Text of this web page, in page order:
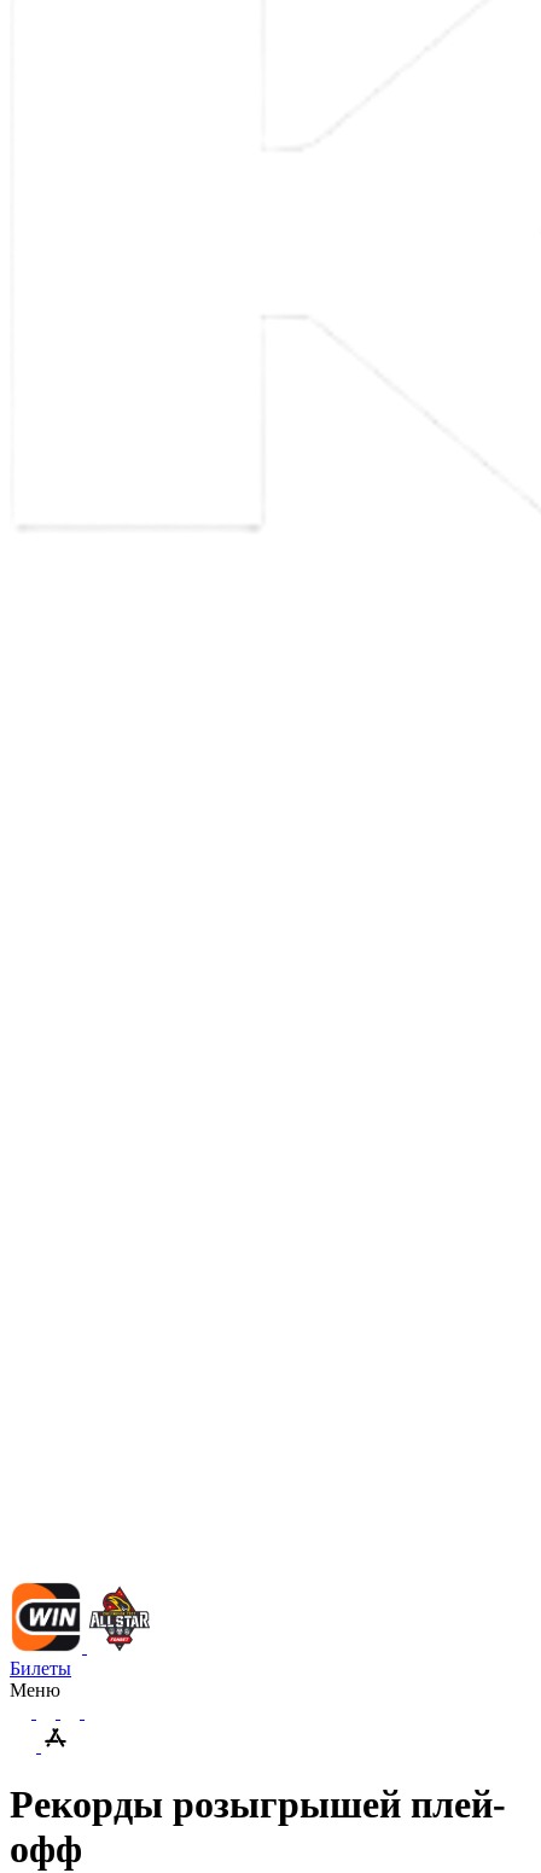
Билеты
Меню
Рекорды розыгрышей плей-
офф